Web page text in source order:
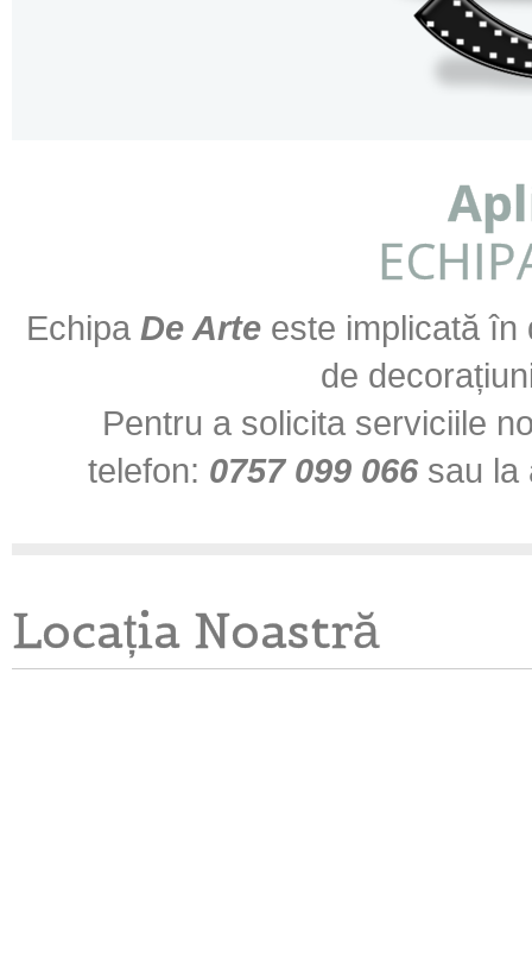
Echipa De Arte este implicată în
de
​Pentru a solicita serviciile
telefon: 0757 099 066 sau la
Locația Noastră